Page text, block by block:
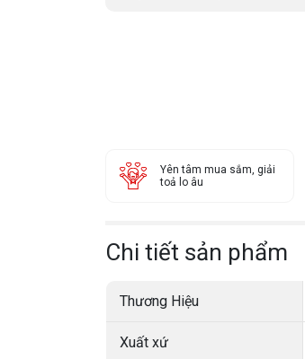
Yên tâm mua sắm, giải
toả lo âu
Chi tiết sản phẩm
Thương Hiệu
Xuất xứ